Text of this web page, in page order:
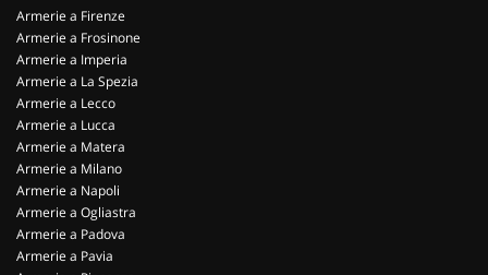
Armerie a Firenze
Armerie a Frosinone
Armerie a Imperia
Armerie a La Spezia
Armerie a Lecco
Armerie a Lucca
Armerie a Matera
Armerie a Milano
Armerie a Napoli
Armerie a Ogliastra
Armerie a Padova
Armerie a Pavia